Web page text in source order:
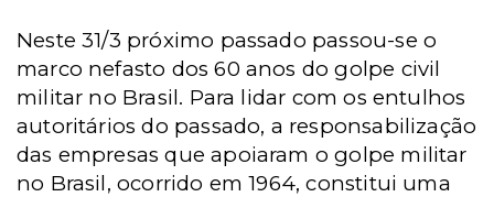
Neste 31/3 próximo passado passou-se o
marco nefasto dos 60 anos do golpe civil
militar no Brasil. Para lidar com os entulhos
autoritários do passado, a responsabilização
das empresas que apoiaram o golpe militar
no Brasil, ocorrido em 1964, constitui uma